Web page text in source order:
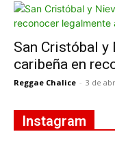
San Cristóbal y
caribeña en
Reggae Chalice - 3 de
Instagram